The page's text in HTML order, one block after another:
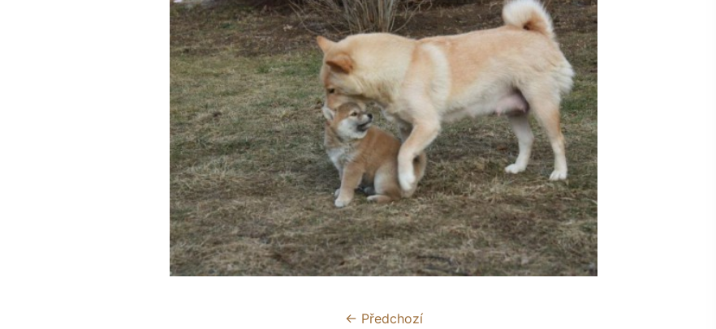
← Předchozí